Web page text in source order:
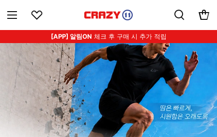
[APP] 알림ON 체크 후 구매 시 추가 적립